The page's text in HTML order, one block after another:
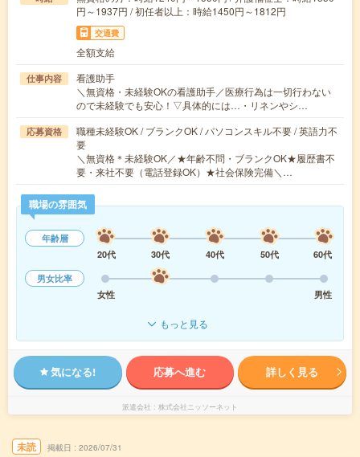
円～1937円 / 初任者以上：時給1450円～1812円
交通費
全額支給
仕事内容
看護助手
＼無資格・未経験OKの看護助手／医療行為は一切行わない
ので未経験でも安心！▽具体的には…・リネンやシ…
応募資格
職種未経験OK / ブランクOK / パソコンスキル不要 / 英語力不
要
＼無資格＊未経験OK／★年齢不問・ブランクOK★履歴書不
要・来社不要（電話登録OK）★社会保険完備＼…
職場の雰囲気
年齢層
20代
30代 40代 50代
60代
男女比率
女性
男性
もっと見る
気になる! 応募へ進む 詳しく見る
派遣会社 株式会社ニッソーネット
未読 掲載日 2026/07/31